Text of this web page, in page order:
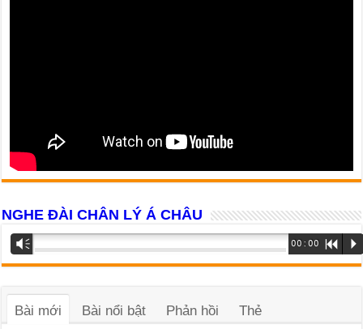
NGHE ĐÀI CHÂN LÝ Á CHÂU
Trình
phát
Vm 00:00 R P
Bài mới Bài nổi bật Phản hồi Thẻ